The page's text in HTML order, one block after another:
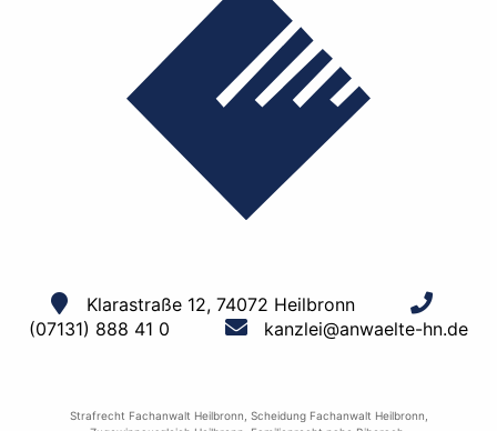
Klarastraße 12, 74072 Heilbronn
(07131) 888 41 0
kanzlei@anwaelte-hn.de
Strafrecht Fachanwalt Heilbronn Scheidung Fachanwalt Heilbronn